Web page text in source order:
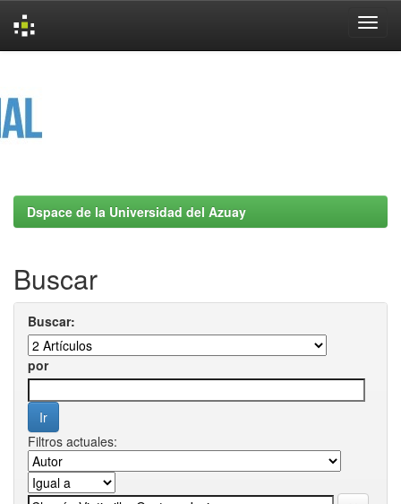
Dspace de la Universidad del Azuay
Buscar
Buscar:
por
Filtros actuales: